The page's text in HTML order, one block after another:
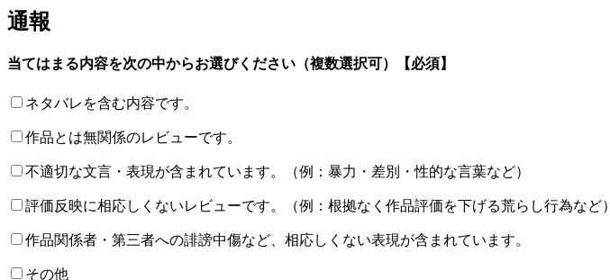
通報
当てはまる内容を次の中からお選びください（複数選択可） 【必須】
ネタバレを含む内容です。
作品とは無関係のレビューです。
不適切な文言・表現が含まれています。（例：暴力・差別・性的な言葉など）
評価反映に相応しくないレビューです。（例：根拠なく作品評価を下げる荒らし行為など）
作品関係者・第三者への誹謗中傷など、相応しくない表現が含まれています。
その他